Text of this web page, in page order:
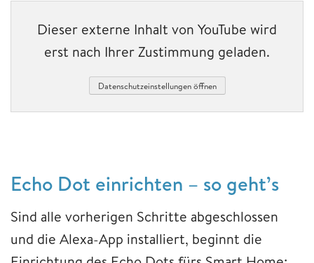
Dieser externe Inhalt von YouTube wird
erst nach Ihrer Zustimmung geladen.
Datenschutzeinstellungen öffnen
Echo Dot einrichten – so geht’s
Sind alle vorherigen Schritte abgeschlossen
und die Alexa-App installiert, beginnt die